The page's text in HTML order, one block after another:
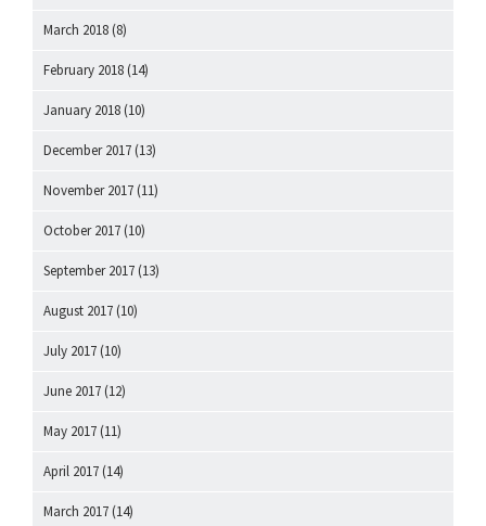
March 2018 (8)
February 2018 (14)
January 2018 (10)
December 2017 (13)
November 2017 (11)
October 2017 (10)
September 2017 (13)
August 2017 (10)
July 2017 (10)
June 2017 (12)
May 2017 (11)
April 2017 (14)
March 2017 (14)